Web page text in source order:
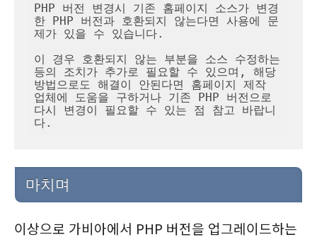
PHP 버전 변경시 기존 홈페이지 소스가 변경
한 PHP 버전과 호환되지 않는다면 사용에 문
제가 있을 수 있습니다.
이 경우 호환되지 않는 부분을 소스 수정하는
등의 조치가 추가로 필요할 수 있으며, 해당
방법으로도 해결이 안된다면 홈페이지 제작
업체에 도움을 구하거나 기존 PHP 버전으로
다시 변경이 필요할 수 있는 점 참고 바랍니
다.
마치며
이상으로 가비아에서 PHP 버전을 업그레이드하는